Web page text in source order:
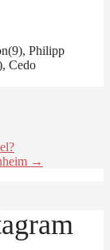
Philipp
Cedo
→